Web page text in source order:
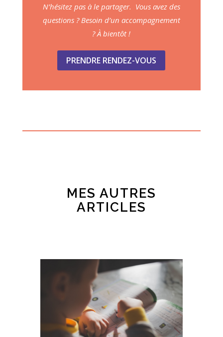
N’hésitez pas à le partager. Vous avez des
questions ? Besoin d’un accompagnement
? À bientôt !
PRENDRE RENDEZ-VOUS
MES AUTRES
ARTICLES